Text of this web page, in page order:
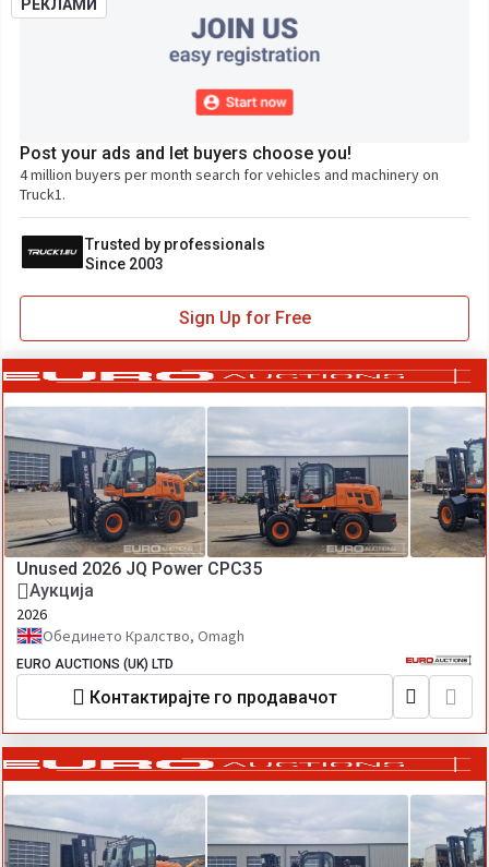
РЕКЛАМИ
Post your ads and let buyers choose you!
4 million buyers per month search for vehicles and machinery on
Truck1.
Trusted by professionals
Since 2003
Sign Up for Free
Unused 2026 JQ Power CPC35
Аукција
2026
Обединето Кралство, Omagh
EURO AUCTIONS (UK) LTD
Контактирајте го продавачот